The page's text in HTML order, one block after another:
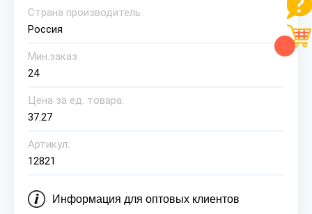
Страна производитель
Россия
Мин.заказ
24
Цена за ед. товара:
37.27
Артикул:
12821
Информация для оптовых клиентов